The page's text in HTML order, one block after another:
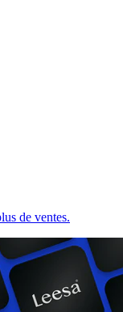
de ventes.